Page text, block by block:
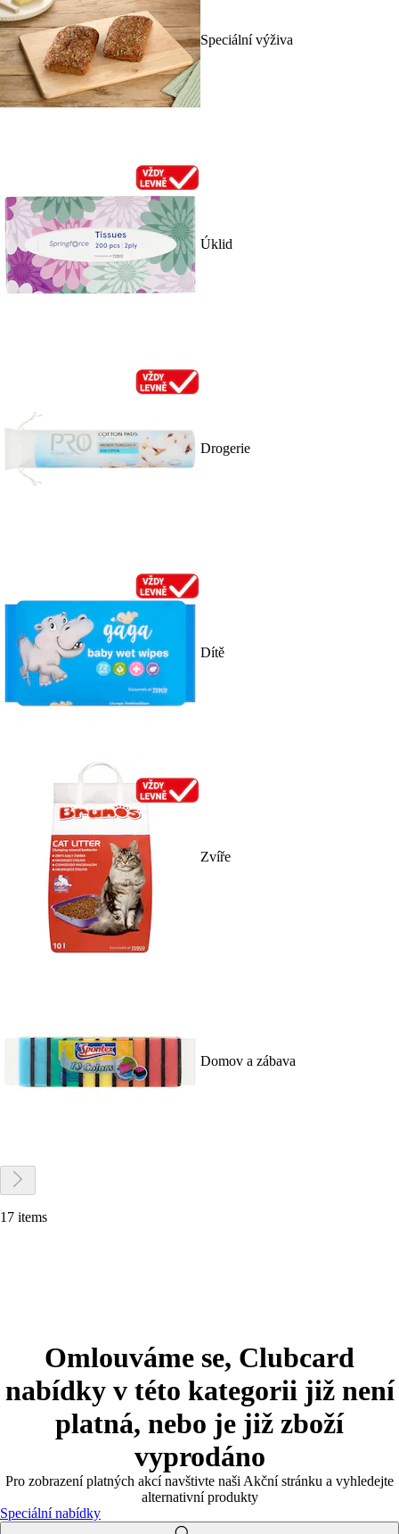
Speciální výživa
Úklid
Drogerie
Dítě
Zvíře
Domov a zábava
17 items
Omlouváme se, Clubcard
nabídky v této kategorii již není
platná, nebo je již zboží
vyprodáno
Pro zobrazení platných akcí navštivte naši Akční stránku a vyhledejte
alternativní produkty
Speciální nabídky